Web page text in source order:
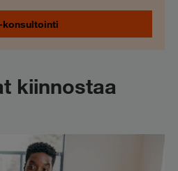
konsultointi
kiinnostaa